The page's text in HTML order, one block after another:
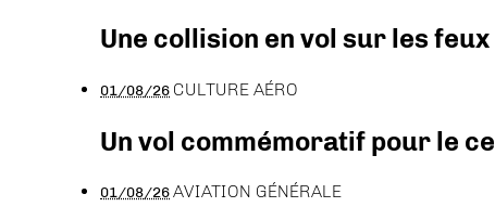
Une collision en vol sur les
01/08/26 CULTURE AÉRO
Un vol commémoratif pour le
01/08/26AVIATION GÉNÉRALE